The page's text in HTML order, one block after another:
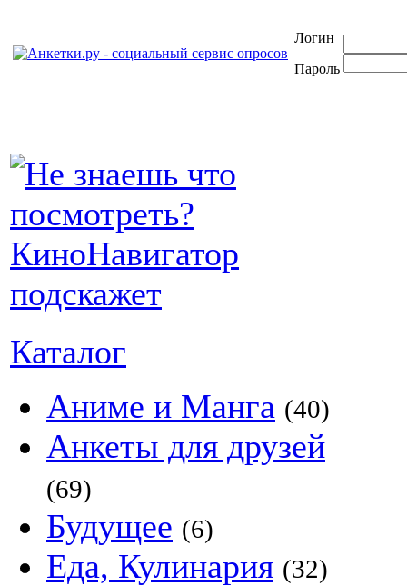
Логин
Пароль
Каталог
Аниме и Манга (40)
Анкеты для друзей
(69)
Будущее (6)
Еда, Кулинария (32)